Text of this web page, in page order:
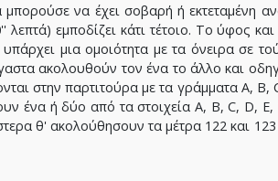
να έχει σοβαρή ή εκτεταμένη
εμποδίζει κάτι τέτοιο. Το ύφος
μια ομοιότητα με τα όνειρα σε
ακολουθούν τον ένα το άλλο και
στην παρτιτούρα με τα γράμματα A, B,
ένα ή δύο από τα στοιχεία A, B, C, D, E,
θ' ακολούθησουν τα μέτρα 122 και